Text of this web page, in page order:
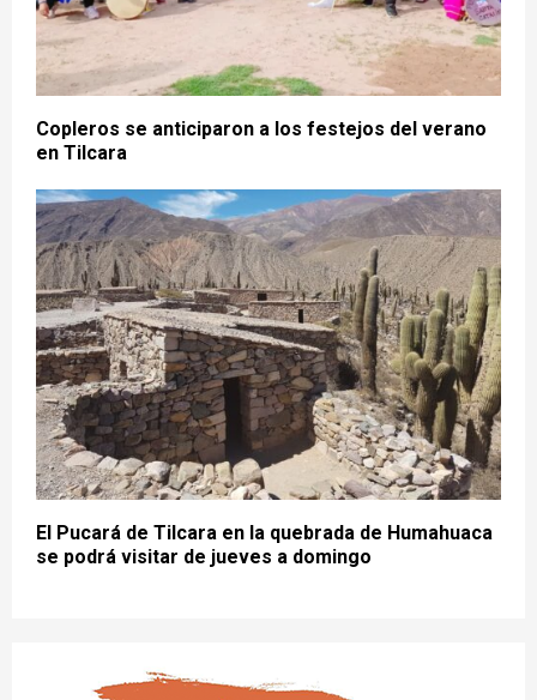
Copleros se anticiparon a los festejos del verano
en Tilcara
El Pucará de Tilcara en la quebrada de Humahuaca
se podrá visitar de jueves a domingo